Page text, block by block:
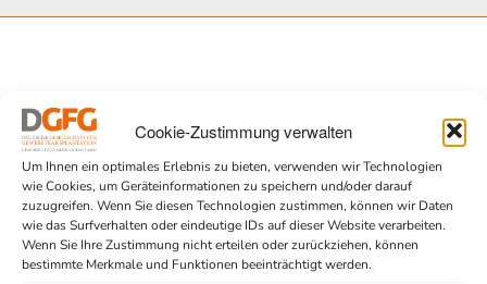
Cookie-Zustimmung verwalten
Um Ihnen ein optimales Erlebnis zu bieten, verwenden wir Technologien
wie Cookies, um Geräteinformationen zu speichern und/oder darauf
zuzugreifen. Wenn Sie diesen Technologien zustimmen, können wir Daten
wie das Surfverhalten oder eindeutige IDs auf dieser Website verarbeiten.
Wenn Sie Ihre Zustimmung nicht erteilen oder zurückziehen, können
bestimmte Merkmale und Funktionen beeinträchtigt werden.
Beiträge zur Hornhautbank der LMU
München
Interview zum Kooperationsstart mit der
Augenklinik des LMU Klinikums in der
Gewebespende und Hornhautaufbereitung
15. August 2019